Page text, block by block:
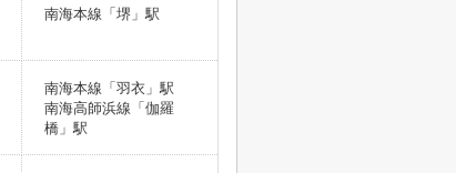
南海本線「堺」駅
南海本線「羽衣」駅
南海高師浜線「伽羅
橋」駅